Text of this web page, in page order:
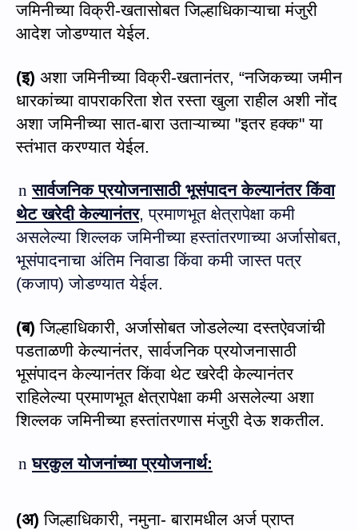
जमिनीच्या विक्री-खतासोबत जिल्हाधिकाऱ्याचा मंजुरी
आदेश जोडण्यात येईल.
(इ) अशा जमिनीच्या विक्री-खतानंतर, “नजिकच्या जमीन
धारकांच्या वापराकरिता शेत रस्ता खुला राहील अशी नोंद
अशा जमिनीच्यासात-बारा उताऱ्याच्या "इतर हक्क"या
स्तंभात करण्यात येईल.
n सार्वजनिक प्रयोजनासाठी भूसंपादन केल्यानंतर किंवा
थेट खरेदी केल्यानंतर,प्रमाणभूत क्षेत्रापेक्षा कमी
असलेल्या शिल्लक जमिनीच्या हस्तांतरणाच्या अर्जासोबत,
भूसंपादनाचा अंतिम निवाडा किंवा कमी जास्त पत्र
(कजाप) जोडण्यात येईल.
(ब) जिल्हाधिकारी, अर्जासोबत जोडलेल्‍या दस्तऐवजांची
पडताळणी केल्यानंतर,सार्वजनिक प्रयोजनासाठी
भूसंपादन केल्यानंतर किंवा थेट खरेदी केल्यानंतर
राहिलेल्या प्रमाणभूत क्षेत्रापेक्षा कमी असलेल्या अशा
शिल्लक जमिनीच्या हस्तांतरणास मंजुरी देऊ शकतील.
n घरकुल योजनांच्या प्रयोजनार्थ:
(अ) जिल्हाधिकारी,नमुना- बारामधील अर्ज प्राप्त